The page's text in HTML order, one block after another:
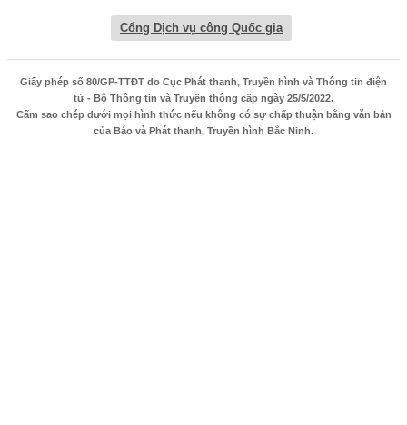
Cổng Dịch vụ công Quốc gia
Giấy phép số 80/GP-TTĐT do Cục Phát thanh, Truyền hình và Thông tin điện
tử - Bộ Thông tin và Truyền thông cấp ngày 25/5/2022.
Cấm sao chép dưới mọi hình thức nếu không có sự chấp thuận bằng văn bản
của Báo và Phát thanh, Truyền hình Bắc Ninh.